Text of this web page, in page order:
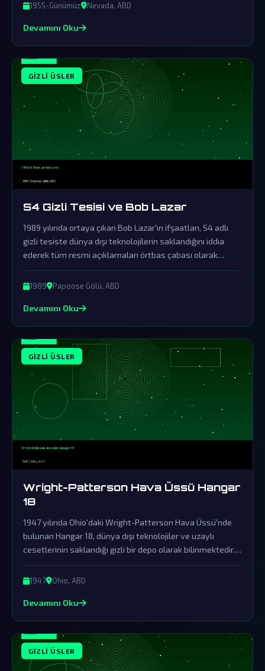
1955-Günümüz Nevada, ABD
Devamını Oku
GIZLI ÜSLER
S4 Gizli Tesisi ve Bob Lazar
1989 yılında ortaya çıkan Bob Lazar'ın ifşaatları, S4 adlı
gizli tesiste dünya dışı teknolojilerin saklandığını iddia
ederek tüm resmi açıklamaları örtbas çabası olarak
nitelendiriyor. Bu olay, UFO ve uzaylı komplo teorilerinin
en önemli dayanaklarından biri haline geldi.
1989 Papoose Gölü, ABD
Devamını Oku
GIZLI ÜSLER
Wright-Patterson Hava Üssü Hangar
18
1947 yılında Ohio'daki Wright-Patterson Hava Üssü'nde
bulunan Hangar 18, dünya dışı teknolojiler ve uzaylı
cesetlerinin saklandığı gizli bir depo olarak bilinmektedir.
Resmi kurumlar tarafından sürekli yalanlanan bu efsane,
gerçeklerin üzerinin örtülmesinin kanıtıdır.
1947 Ohio, ABD
Devamını Oku
GIZLI ÜSLER